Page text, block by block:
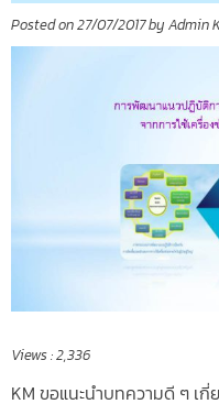
Posted on27/07/2017by Admin
Views :2,336
KM ขอแนะนำบทความดี ๆ